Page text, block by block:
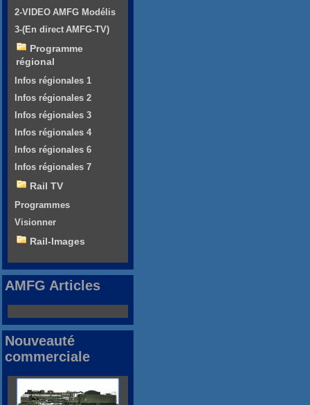
2-VIDEO AMFG Modélis
3-(En direct AMFG-TV)
Programme
régional
Infos régionales 1
Infos régionales 2
Infos régionales 3
Infos régionales 4
Infos régionales 6
Infos régionales 7
Rail TV
Programmes
Visionner
Rail-Images
AMFG Articles
Nouveauté
commerciale